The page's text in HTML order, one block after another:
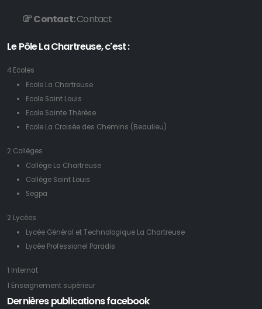
Contact:Contact
Le Pôle La Chartreuse, c'est :
4 Ecoles
Ecole La Chartreuse
Ecole Saint Louis
Ecole Sainte Thérèse
Ecole La Croisée des Chemins (Beaulieu)
2 Collèges
Collège La Chartreuse
Collège Saint Louis
Segpa
2 Lycées
Lycée Général et Technologique La Chartreuse
Lycée Professionel Paradis
1 Internat
1 Enseignement supérieur
Dernières publications facebook